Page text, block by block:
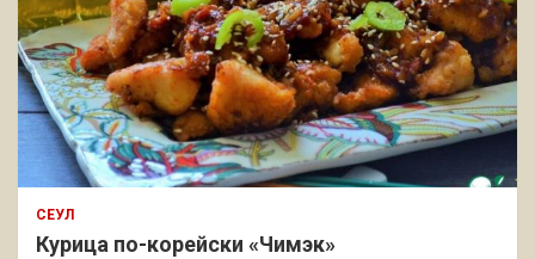
СЕУЛ
Курица по-корейски «Чимэк»